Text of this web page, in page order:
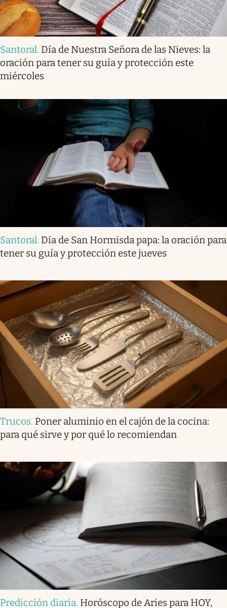
Santoral. Día de Nuestra Señora de las Nieves: la
oración para tener su guía y protección este
miércoles
Santoral. Día de San Hormisda papa: la oración para
tener su guía y protección este jueves
Trucos. Poner aluminio en el cajón de la cocina:
para qué sirve y por qué lo recomiendan
Predicción diaria. Horóscopo de Aries para HOY,